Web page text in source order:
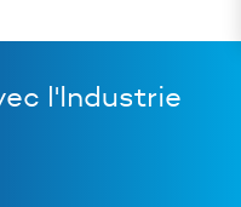
l'Industrie